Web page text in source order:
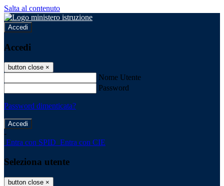
Salta al contenuto
Accedi
Accedi
button close ×
Nome Utente
Password
Password dimenticata?
-
Entra con SPID Entra con CIE
Seleziona utente
button close ×